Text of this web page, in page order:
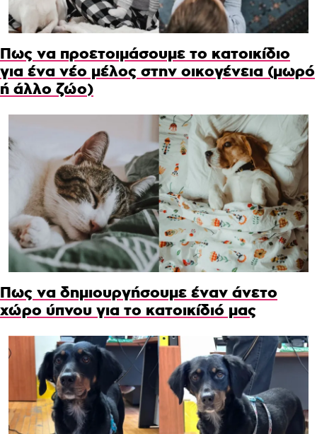
Πως να προετοιμάσουμε το κατοικίδιο
για ένα νέο μέλος στην οικογένεια (μωρό
ή άλλο ζώο)
Πως να δημιουργήσουμε έναν άνετο
χώρο ύπνου για το κατοικίδιό μας